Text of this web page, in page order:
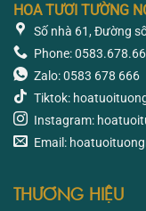
HOA TƯƠI TƯỜNG
Số nhà 61, Đường
Phone:
Zalo: 0583 678 666
Tiktok:
Instagram:
Email:
THƯƠNG HIỆU